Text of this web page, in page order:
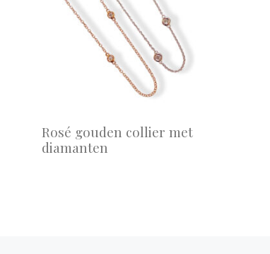
Rosé gouden collier met
diamanten